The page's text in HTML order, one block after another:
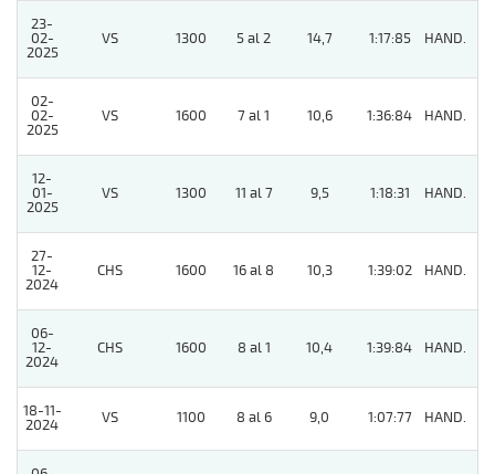
23-
02-
2025
VS 1300 5 al 2 14,7 1:17:85 HAND.
02-
02-
2025
VS 1600 7 al 1 10,6 1:36:84 HAND.
12-
01-
2025
VS 1300 11 al 7 9,5 1:18:31 HAND.
27-
12-
2024
CHS 1600 16 al 8 10,3 1:39:02 HAND.
06-
12-
2024
CHS 1600 8 al 1 10,4 1:39:84 HAND.
18-11-
2024
VS 1100 8 al 6 9,0 1:07:77 HAND.